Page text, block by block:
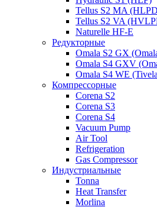
Tellus S2 MA
Tellus S2 VA
Naturelle HF-E
Редукторные
Omala S2 GX
Omala S4 GXV
Omala S4 WE
Компрессорные
Corena S2
Corena S3
Corena S4
Vacuum Pump
Air Tool
Refrigeration
Gas Compressor
Индустриальные
Tonna
Heat Transfer
Morlina